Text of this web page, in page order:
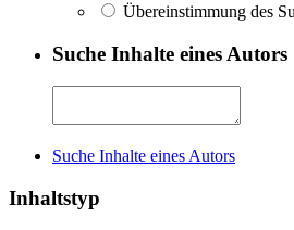
Übereinstimmung des
Suche Inhalte eines Autors
Suche Inhalte eines Autors
Inhaltstyp